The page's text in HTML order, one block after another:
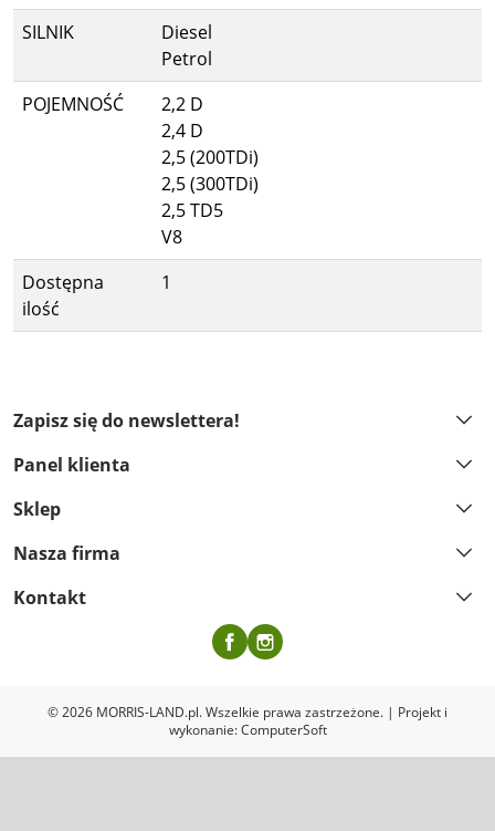
SILNIK
Diesel
Petrol
POJEMNOŚĆ
2,2 D
2,4 D
2,5 (200TDi)
2,5 (300TDi)
2,5 TD5
V8
Dostępna
ilość
1
Zapisz się do newslettera!
Panel klienta
Sklep
Nasza firma
Kontakt
Facebook
Instagram
© 2026 MORRIS-LAND.pl. Wszelkie prawa zastrzeżone. | Projekt i
wykonanie:ComputerSoft